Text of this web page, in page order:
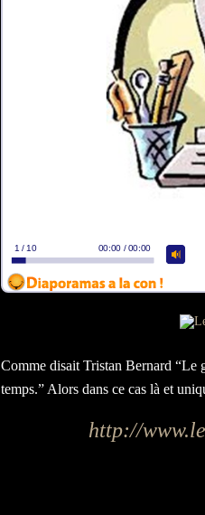
Comme disait Tristan Bernard “Le
temps.” Alors dans ce cas là et
http://